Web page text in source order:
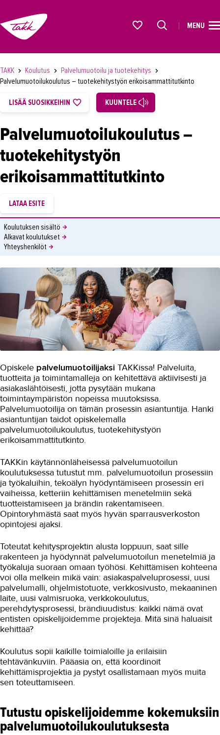
OPISKELIJAKSI
YRITYKSILLE
AJANKOHTAISTA
OMA TAKK
YHTEYSTIEDOT
IN ENGLISH
MENU
TAKK Koulutus
Palvelumuotoilu ja tuotekehitys
Palvelumuotoilukoulutus – tuotekehitystyön erikoisammattitutkinto
LISÄÄ SUOSIKKEIHIN KUUNTELE
Palvelumuotoilukoulutus –
tuotekehitystyön
erikoisammattitutkinto
Koulutuksen sisältö
Alkavat koulutukset
Yhteyshenkilöt
Opiskele palvelumuotoilijaksi TAKKissa! Palveluita,
tuotteita ja toimintamalleja on kehitettävä aktiivisesti ja
asiakaslähtöisesti, jotta pysytään mukana
toimintaympäristön nopeissa muutoksissa.
Palvelumuotoilija on tämän prosessin asiantuntija. Hanki
asiantuntijan taidot opiskelemalla
palvelumuotoilukoulutus, tuotekehitystyön
erikoisammattitutkinto.
TAKKin käytännönläheisessä palvelumuotoilun
koulutuksessa tutustut mm. palvelumuotoilun prosessiin
ja työkaluihin, tekoälyn hyödyntämiseen prosessin eri
vaiheissa, ketteriin kehittämisen menetelmiin sekä
tuotteistamiseen ja brändin rakentamiseen.
Opintoryhmästä saat myös hyvän sparrausverkoston
opintojesi ajaksi.
Toteutat kehitysprojektin alusta loppuun, saat sille
rakenteen ja hyödynnät palvelumuotoilun menetelmiä ja
työkaluja suoraan omaan työhösi. Kehittämisen kohteena
voi olla melkein mikä vain: asiakaspalveluprosessi, uusi
palvelumalli, ohjelmistotuote, verkkosivusto, mekaaninen
laite, uusi valmisruoka, verkkokoulutus,
perehdytysprosessi, brändiuudistus: kaikki nämä ovat
entisten opiskelijoidemme projekteja. Mitä sinä haluaisit
kehittää?
Koulutus sopii kaikille toimialoille ja erilaisiin
tehtävänkuviin. Pääasia on, että koordinoit
kehittämisprojektia ja pystyt osallistamaan myös muita
sen toteuttamiseen.
Tutustu opiskelijoidemme kokemuksiin
palvelumuotoilukoulutuksesta